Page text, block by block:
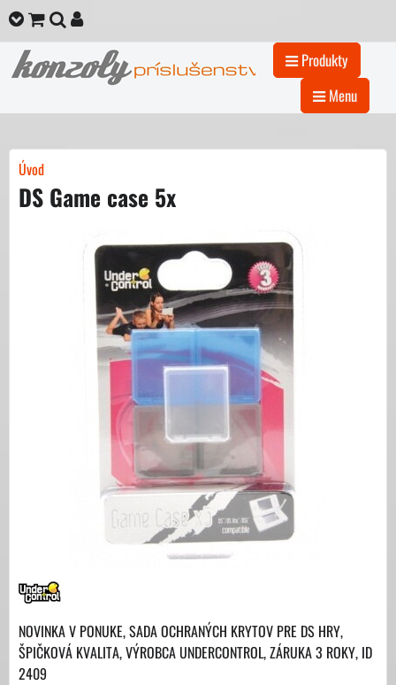
Produkty
Menu
Úvod
DS Game case 5x
NOVINKA V PONUKE, SADA OCHRANÝCH KRYTOV PRE DS HRY,
ŠPIČKOVÁ KVALITA, VÝROBCA UNDERCONTROL, ZÁRUKA 3 ROKY, ID
2409